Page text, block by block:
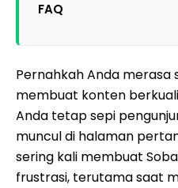
FAQ
Pernahkah Anda merasa
membuat konten
Anda tetap sepi
muncul di halaman
sering kali membuat
frustrasi, terutama saat